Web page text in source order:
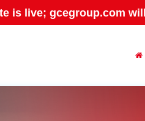
is live; gcegroup.com